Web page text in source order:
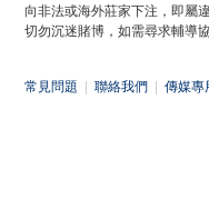
向非法或海外莊家下注，即屬
切勿沉迷賭博，如需尋求輔導
常見問題 聯絡我們 傳媒專